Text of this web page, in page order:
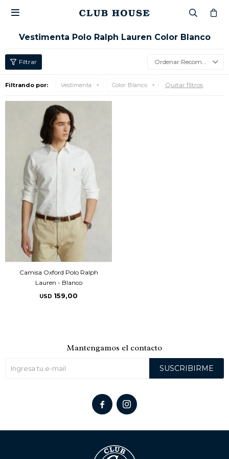

Vestimenta Polo Ralph Lauren Color Blanco
Recomendados
Filtrando por: Vestimenta Color: Blanco Quitar filtros
Camisa Oxford Polo Ralph
Lauren - Blanco
USD 159,00
Mantengamos el contacto
SUSCRIBIRME
 